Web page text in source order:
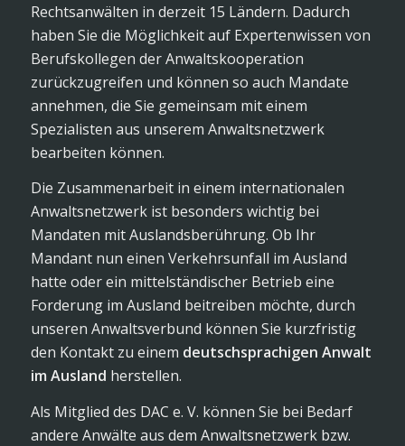
Rechtsanwälten in derzeit 15 Ländern. Dadurch
haben Sie die Möglichkeit auf Expertenwissen von
Berufskollegen der Anwaltskooperation
zurückzugreifen und können so auch Mandate
annehmen, die Sie gemeinsam mit einem
Spezialisten aus unserem Anwaltsnetzwerk
bearbeiten können.
Die Zusammenarbeit in einem internationalen
Anwaltsnetzwerk ist besonders wichtig bei
Mandaten mit Auslandsberührung. Ob Ihr
Mandant nun einen Verkehrsunfall im Ausland
hatte oder ein mittelständischer Betrieb eine
Forderung im Ausland beitreiben möchte, durch
unseren Anwaltsverbund können Sie kurzfristig
den Kontakt zu einem deutschsprachigen Anwalt
im Ausland herstellen.
Als Mitglied des DAC e. V. können Sie bei Bedarf
andere Anwälte aus dem Anwaltsnetzwerk bzw.